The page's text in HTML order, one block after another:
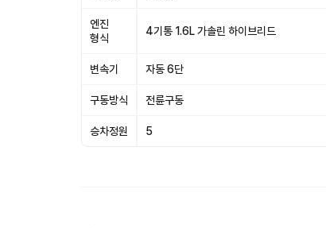
엔진
형식
4기통 1.6L 가솔린 하이브리드
변속기 자동 6단
구동방식 전륜구동
승차정원 5